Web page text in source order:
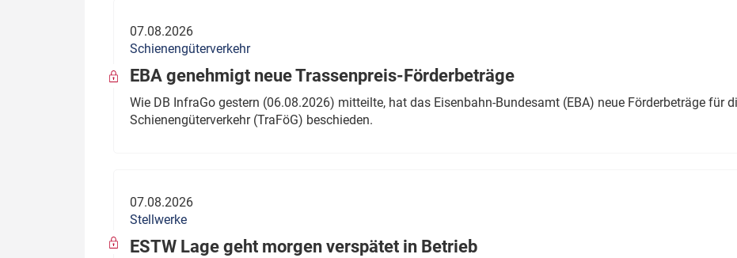
Politik
Verbände: Wer spricht für
wen?
Thema des Monats
Dossier: Generalsanierung
Infrastruktur & Ausrüstung
ÖPNV
07.08.2026
Schienengüterverkehr
EBA genehmigt neue Trassenpreis-Förderbeträge
Wie DB InfraGo gestern (06.08.2026) mitteilte, hat das Eisenbahn-Bundesamt (EBA) neue Förderbeträge für
Schienengüterverkehr (TraFöG) beschieden.
07.08.2026
Stellwerke
ESTW Lage geht morgen verspätet in Betrieb